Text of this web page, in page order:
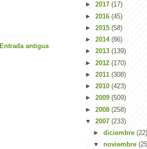
Entrada antigua
► 2017 (17)
► 2016 (45)
► 2015 (58)
► 2014 (86)
► 2013 (139)
► 2012 (170)
► 2011 (308)
► 2010 (423)
► 2009 (509)
► 2008 (258)
▼ 2007 (233)
► diciembre (22)
▼ noviembre